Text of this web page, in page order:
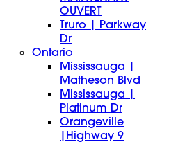
OUVERT
Truro | Parkway
Dr
Ontario
Mississauga |
Matheson Blvd
Mississauga |
Platinum Dr
Orangeville
|Highway 9